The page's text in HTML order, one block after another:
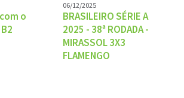
o
06/12/2025
BRASILEIRO SÉRIE A
2025 - 38ª RODADA -
MIRASSOL 3X3
FLAMENGO